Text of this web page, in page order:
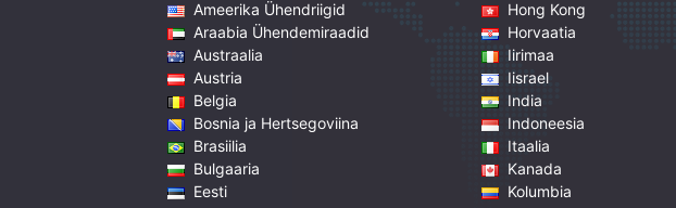
Ameerika Ühendriigid
Araabia Ühendemiraadid
Austraalia
Austria
Belgia
Bosnia ja Hertsegoviina
Brasiilia
Bulgaaria
Eesti
Hong Kong
Horvaatia
Iirimaa
Iisrael
India
Indoneesia
Itaalia
Kanada
Kolumbia